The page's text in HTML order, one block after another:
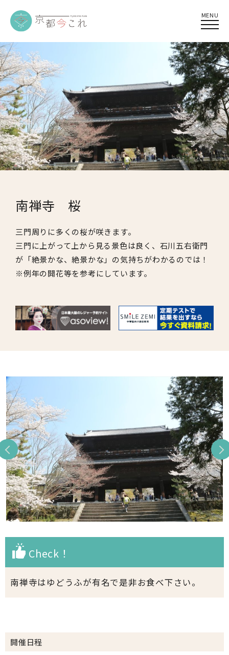
MENU
南禅寺 桜
三門周りに多くの桜が咲きます。
三門に上がって上から見る景色は良く、石川五右衛門
が「絶景かな、絶景かな」の気持ちがわかるのでは！
※例年の開花等を参考にしています。
Check！
南禅寺はゆどうふが有名で是非お食べ下さい。
開催日程